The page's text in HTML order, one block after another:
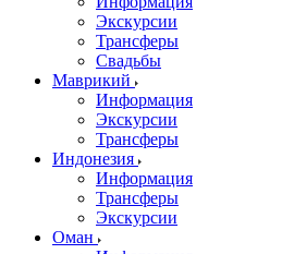
Экскурсии
Трансферы
Свадьбы
Маврикий
Информация
Экскурсии
Трансферы
Индонезия
Информация
Трансферы
Экскурсии
Оман